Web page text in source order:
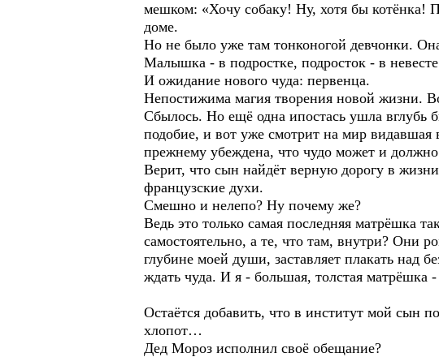
мешком: «Хочу собаку! Ну, хотя бы котёнка!
доме.
Но не было уже там тонконогой девчонки.
Малышка - в подростке, подросток - в
И ожидание нового чуда: первенца.
Непостижима магия творения новой жизни.
Сбылось. Но ещё одна ипостась ушла вглубь
подобие, и вот уже смотрит на мир
прежнему убеждена, что чудо может и
Верит, что сын найдёт верную дорогу в
французские духи.
Смешно и нелепо? Ну почему же?
Ведь это только самая последняя матрёшка
самостоятельно, а те, что там, внутри? Они
глубине моей души, заставляет плакать над
ждать чуда. И я - большая, толстая матрёшка
Остаётся добавить, что в институт мой сын
хлопот…
Дед Мороз исполнил своё обещание?